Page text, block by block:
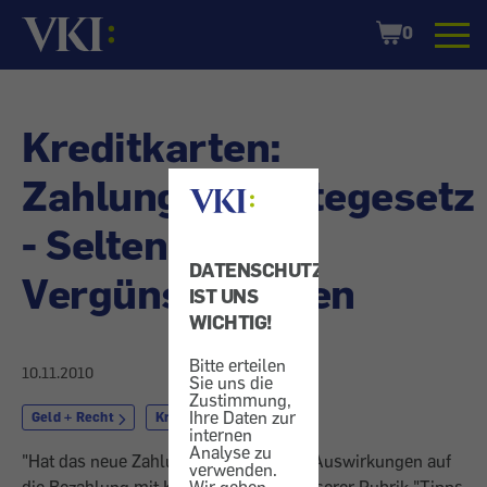
DATENSCHUTZ
IST UNS
WICHTIG!
Bitte erteilen
Sie uns die
Zustimmung,
Ihre Daten zur
internen
Analyse zu
verwenden.
Startseite
Shopping
Cart
0
Kreditkarten:
Zahlungsdienstegesetz
- Selten
Vergünstigungen
10.11.2010
Geld + Recht Kreditkarte
"Hat das neue Zahlungsdienstegesetz Auswirkungen auf